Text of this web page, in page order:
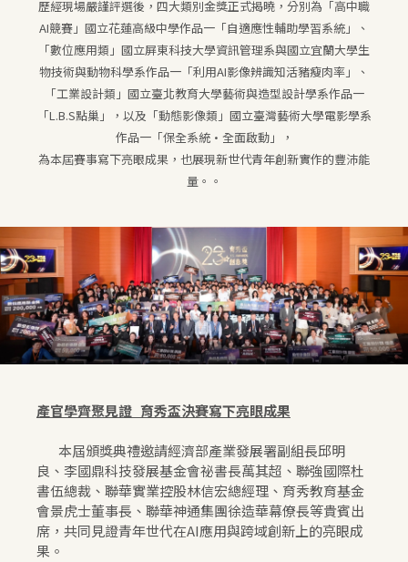
歷經現場嚴謹評選後，四大類別金獎正式揭曉，分別為「高中職
AI競賽」國立花蓮高級中學作品一「自適應性輔助學習系統」、
「數位應用類」國立屏東科技大學資訊管理系與國立宜蘭大學生
物技術與動物科學系作品一「利用AI影像辨識知活豬瘦肉率」、
「工業設計類」國立臺北教育大學藝術與造型設計學系作品一
「L.B.S點巢」，以及「動態影像類」國立臺灣藝術大學電影學系
作品一「保全系統•全面啟動」，
為本屆賽事寫下亮眼成果，也展現新世代青年創新實作的豐沛能
量。。
產官學齊聚見證 育秀盃決賽寫下亮眼成果
本屆頒獎典禮邀請經濟部產業發展署副組長邱明
良、李國鼎科技發展基金會祕書長萬其超、聯強國際杜
書伍總裁、聯華實業控股林信宏總經理、育秀教育基金
會景虎士董事長、聯華神通集團徐造華幕僚長等貴賓出
席，共同見證青年世代在AI應用與跨域創新上的亮眼成
果。